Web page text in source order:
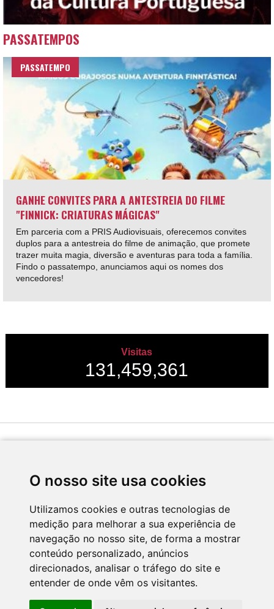
O nosso site usa cookies
Utilizamos cookies e outras tecnologias de
medição para melhorar a sua experiência de
navegação no nosso site, de forma a mostrar
conteúdo personalizado, anúncios
direcionados, analisar o tráfego do site e
entender de onde vêm os visitantes.
PASSATEMPOS
PASSATEMPO
GANHE CONVITES PARA A ANTESTREIA DO FILME
"FINNICK: CRIATURAS MÁGICAS"
Em parceria com a PRIS Audiovisuais, oferecemos convites
duplos para a antestreia do filme de animação, que promete
trazer muita magia, diversão e aventuras para toda a família.
Findo o passatempo, anunciamos aqui os nomes dos
vencedores!
Visitas
131,459,361